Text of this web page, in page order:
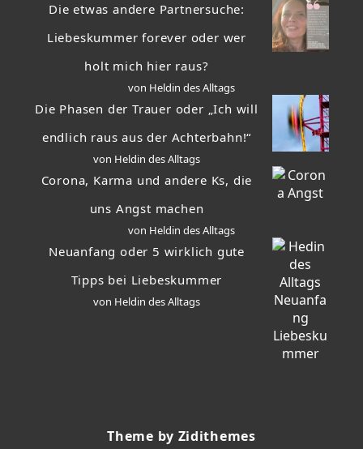
Die etwas andere Partnersuche:
Liebeskummer forever oder wer
holt mich hier raus?
von Heldin des Alltags
Die Phasen der Trauer oder „Ich will
endlich raus aus der Achterbahn!“
von Heldin des Alltags
Corona, Karma und andere Ks, die
uns Angst machen
von Heldin des Alltags
Neuanfang oder 5 wirklich gute
Tipps bei Liebeskummer
von Heldin des Alltags
Theme by Zidithemes